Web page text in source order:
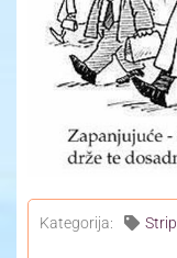
Kategorija: Strip